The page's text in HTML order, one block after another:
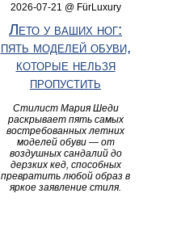
2026-07-21 @ FürLuxury
Лето у ваших ног:
пять моделей обуви,
которые нельзя
пропустить
Стилист Мария Шеди
раскрывает пять самых
востребованных летних
моделей обуви — от
воздушных сандалий до
дерзких кед, способных
превратить любой образ в
яркое заявление стиля.